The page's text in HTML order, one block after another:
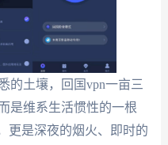
的土壤，回国vpn一亩三
是维系生活惯性的一根
更是深夜的烟火、即时的